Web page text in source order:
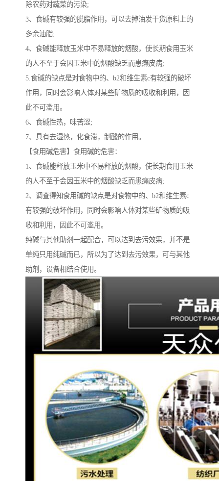
除农药对蔬菜的污染;
3、食碱有较强的脱脂作用，可以去掉油发干货原料上的
多余油脂;
4、食碱能释放玉米中不易释放的烟酸，使长期食用玉米
的人不至于会因玉米中的烟酸缺乏而患癞皮病;
5.食碱的缺点是对食物中的、b2和维生素c有较强的破坏
作用，同时会影响人体对某些矿物质的吸收和利用，因
此不可滥用。
6、食碱性热，味苦涩;
7、具有去湿热，化食滞，制酸的作用。
【食用碱危害】食用碱的危害：
1、食碱能释放玉米中不易释放的烟酸，使长期食用玉米
的人不至于会因玉米中的烟酸缺乏而患癞皮病;
2、调查得知食用碱的缺点是对食物中的、b2和维生素c
有较强的破坏作用，同时会影响人体对某些矿物质的吸
收和利用，因此不可滥用。
纯碱与其他助剂一起配合，可以达到去污效果，并不是
单纯只用纯碱而已，所以为了达到去污效果，可与其他
助剂，设备相结合使用。